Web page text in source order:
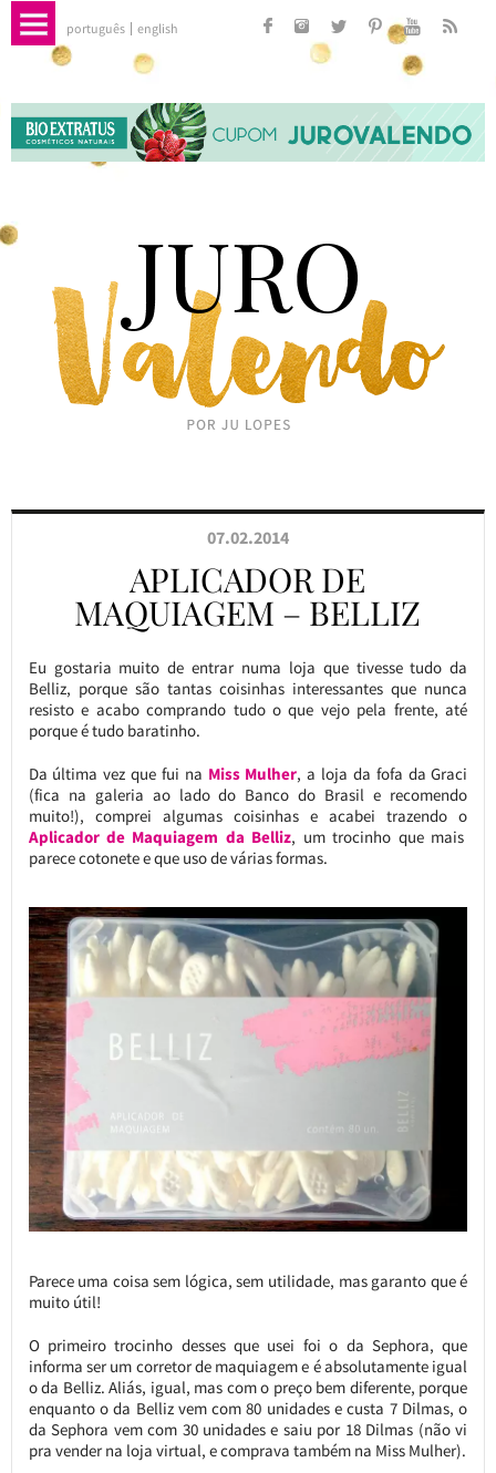
português english
07.02.2014
APLICADOR DE
MAQUIAGEM – BELLIZ
Eu gostaria muito de entrar numa loja que tivesse tudo da
Belliz, porque são tantas coisinhas interessantes que nunca
resisto e acabo comprando tudo o que vejo pela frente, até
porque é tudo baratinho.
Da última vez que fui na Miss Mulher, a loja da fofa da Graci
(fica na galeria ao lado do Banco do Brasil e recomendo
muito!), comprei algumas coisinhas e acabei trazendo o
Aplicador de Maquiagem da Belliz, um trocinho que mais
parece cotonete e que uso de várias formas.
Parece uma coisa sem lógica, sem utilidade, mas garanto que é
muito útil!
O primeiro trocinho desses que usei foi o da Sephora, que
informa ser um corretor de maquiagem e é absolutamente igual
o da Belliz. Aliás, igual, mas com o preço bem diferente, porque
enquanto o da Belliz vem com 80 unidades e custa 7 Dilmas, o
da Sephora vem com 30 unidades e saiu por 18 Dilmas (não vi
pra vender na loja virtual, e comprava também na Miss Mulher).